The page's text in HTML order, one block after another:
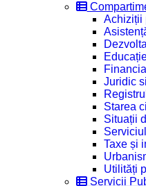
Achiziții
Juridic
Starea
Situații
Taxe și
Utilități
Servicii